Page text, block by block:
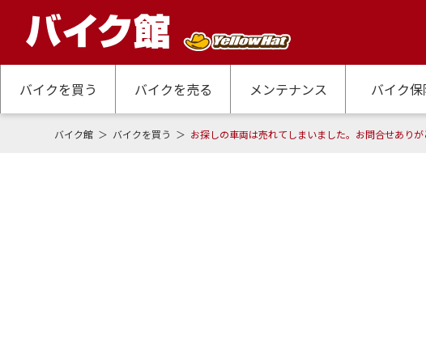
バイクを買う バイクを売る メンテナンス バイク保
バイク館 バイクを買う お探しの車両は売れてしまいました。お問合せありが